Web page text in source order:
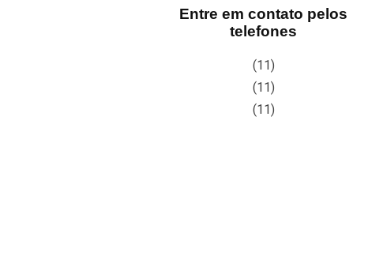
Entre em contato pelos
telefones
(11)
(11)
(11)